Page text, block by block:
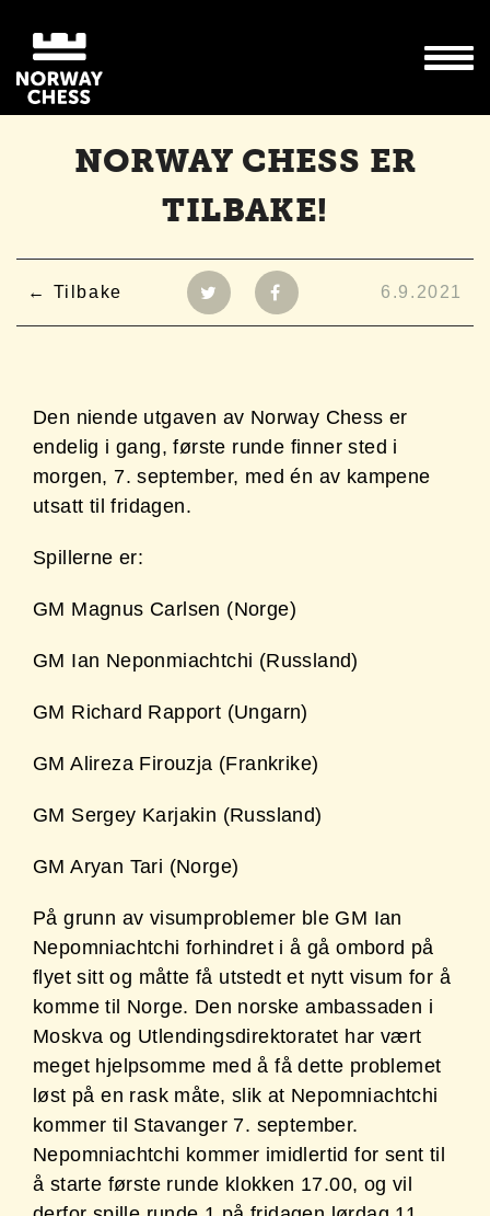
NORWAY CHESS ER
TILBAKE!
Tilbake 6.9.2021
Den niende utgaven av Norway Chess er
endelig i gang, første runde finner sted i
morgen, 7. september, med én av kampene
utsatt til fridagen.
Spillerne er:
GM Magnus Carlsen (Norge)
GM Ian Neponmiachtchi (Russland)
GM Richard Rapport (Ungarn)
GM Alireza Firouzja (Frankrike)
GM Sergey Karjakin (Russland)
GM Aryan Tari (Norge)
På grunn av visumproblemer ble GM Ian
Nepomniachtchi forhindret i å gå ombord på
flyet sitt og måtte få utstedt et nytt visum for å
komme til Norge. Den norske ambassaden i
Moskva og Utlendingsdirektoratet har vært
meget hjelpsomme med å få dette problemet
løst på en rask måte, slik at Nepomniachtchi
kommer til Stavanger 7. september.
Nepomniachtchi kommer imidlertid for sent til
å starte første runde klokken 17.00, og vil